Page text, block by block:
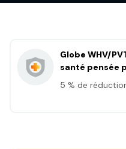
Globe WHV/
santé pensée
5 % de